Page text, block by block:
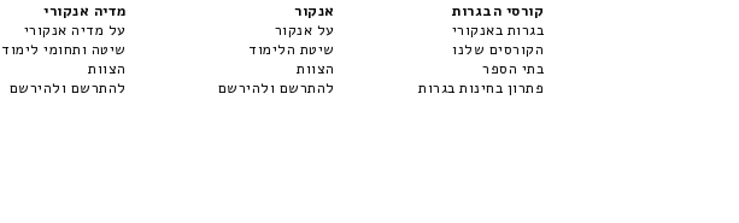
קורסי הבגרות
בגרות באנקורי
הקורסים שלנו
בתי הספר
פתרון בחינות בגרות
אנקור
על אנקור
שיטת הלימוד
הצוות
להתרשם ולהירשם
מדיה אנקורי
על מדיה אנקורי
שיטה ותחומי לימוד
הצוות
להתרשם ולהירשם